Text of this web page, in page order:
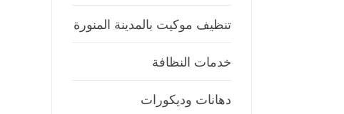
تنظيف موكيت بالمدينة المنورة
خدمات النظافة
دهانات وديكورات